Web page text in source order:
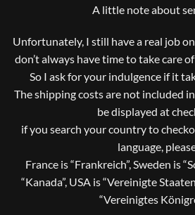
A little note about
Unfortunately, I still have a real job
don’t always have time to take care
So I ask for your indulgence if it
The shipping costs are not included
be displayed at
if you search your country to
language,
France is “Frankreich”, Sweden is
“Kanada”, USA is “Vereinigte
“Vereinigtes